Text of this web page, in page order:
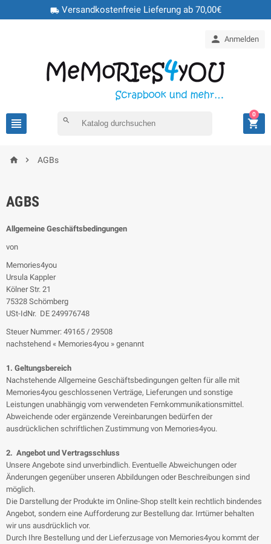
local_shippingVersandkostenfreie Lieferung ab 70,00€
 Anmelden
 search 
0
  AGBs
AGBS
Allgemeine Geschäftsbedingungen
von
Memories4you
Ursula Kappler
Kölner Str. 21
75328 Schömberg
USt-IdNr. DE 249976748
Steuer Nummer: 49165 / 29508
nachstehend « Memories4you » genannt
1. Geltungsbereich
Nachstehende Allgemeine Geschäftsbedingungen gelten für alle mit
Memories4you geschlossenen Verträge, Lieferungen und sonstige
Leistungen unabhängig vom verwendeten Fernkommunikationsmittel.
Abweichende oder ergänzende Vereinbarungen bedürfen der
ausdrücklichen schriftlichen Zustimmung von Memories4you.
2. Angebot und Vertragsschluss
Unsere Angebote sind unverbindlich. Eventuelle Abweichungen oder
Änderungen gegenüber unseren Abbildungen oder Beschreibungen sind
möglich.
Die Darstellung der Produkte im Online-Shop stellt kein rechtlich bindendes
Angebot, sondern eine Aufforderung zur Bestellung dar. Irrtümer behalten
wir uns ausdrücklich vor.
Durch Ihre Bestellung und der Lieferzusage von Memories4you kommt der